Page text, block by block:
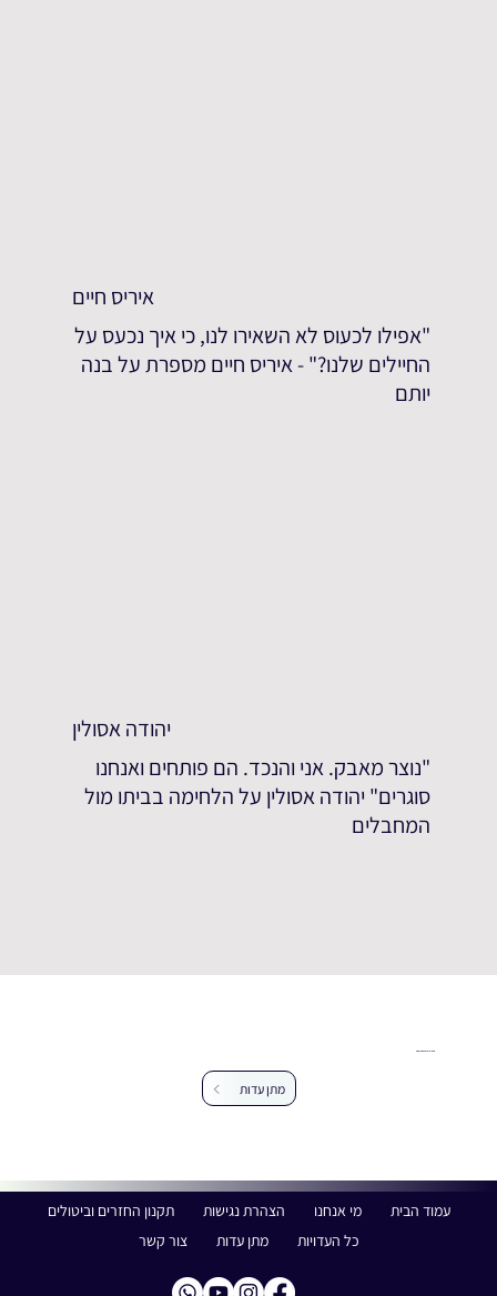
איריס חיים
"אפילו לכעוס לא השאירו לנו, כי איך נכעס על
החיילים שלנו?" - איריס חיים מספרת על בנה
יותם
יהודה אסולין
"נוצר מאבק. אני והנכד. הם פותחים ואנחנו
סוגרים" יהודה אסולין על הלחימה בביתו מול
המחבלים
מתן עדות
עמוד הבית מי אנחנו הצהרת נגישות
תקנון החזרים וביטולים
כל העדויות
מתן עדות צור קשר